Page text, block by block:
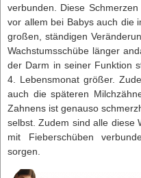
verbunden. Diese
vor allem bei Babys auch die
großen, ständigen
Wachstumsschübe länger
der Darm in seiner Funktion
4. Lebensmonat größer.
auch die späteren
Zahnens ist genauso
selbst. Zudem sind alle diese
mit Fieberschüben
sorgen.